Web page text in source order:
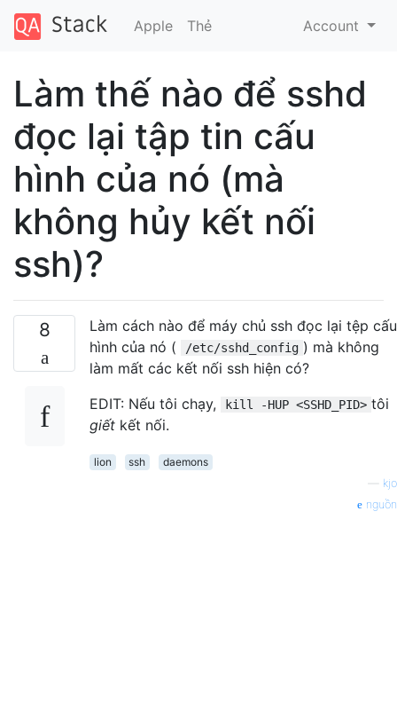
Apple Thẻ Account
Làm thế nào để sshd
đọc lại tập tin cấu
hình của nó (mà
không hủy kết nối
ssh)?
8
Làm cách nào để máy chủ ssh đọc lại tệp cấu
hình của nó (
/etc/sshd_config ) mà không
làm mất các kết nối ssh hiện có?
EDIT: Nếu tôi chạy,
kill -HUP <SSHD_PID> tôi
giết kết nối.
lion ssh
daemons
kjo
nguồn